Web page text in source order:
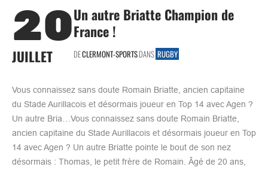
20
JUILLET
Un autre Briatte Champion de
France !
DECLERMONT-SPORTSDANS RUGBY
Vous connaissez sans doute Romain Briatte, ancien capitaine
du Stade Aurillacois et désormais joueur en Top 14 avec Agen ?
Un autre Bria…Vous connaissez sans doute Romain Briatte,
ancien capitaine du Stade Aurillacois et désormais joueur en Top
14 avec Agen ? Un autre Briatte pointe le bout de son nez
désormais : Thomas, le petit frère de Romain. Âgé de 20 ans,